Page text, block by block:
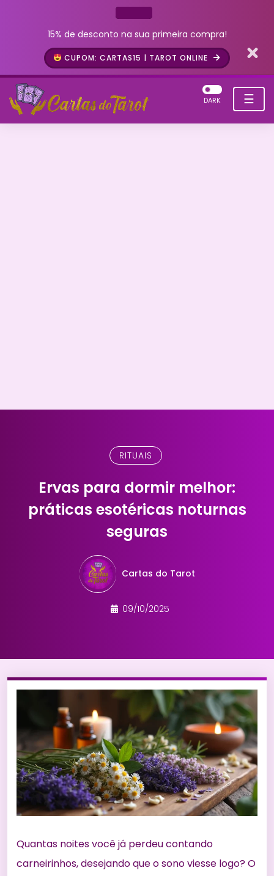
15% de desconto na sua primeira compra!
CUPOM: CARTAS15 | TAROT ONLINE
☰
DARK
RITUAIS
Ervas para dormir melhor:
práticas esotéricas noturnas
seguras
Cartas do Tarot
09/10/2025
Quantas noites você já perdeu contando
carneirinhos, desejando que o sono viesse logo? O